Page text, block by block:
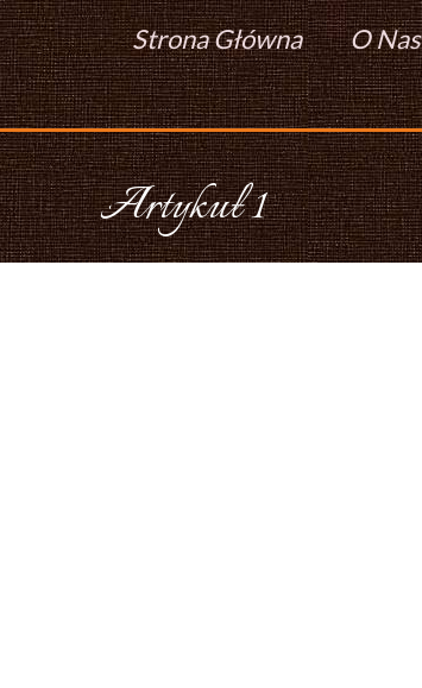
Artykuł 1
Strona Główna O Nas